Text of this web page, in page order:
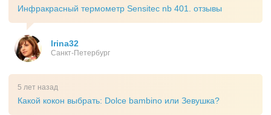
Инфракрасный термометр Sensitec nb 401. отзывы
Irina32
Санкт-Петербург
5 лет назад
Какой кокон выбрать: Dolce bambino или Зевушка?